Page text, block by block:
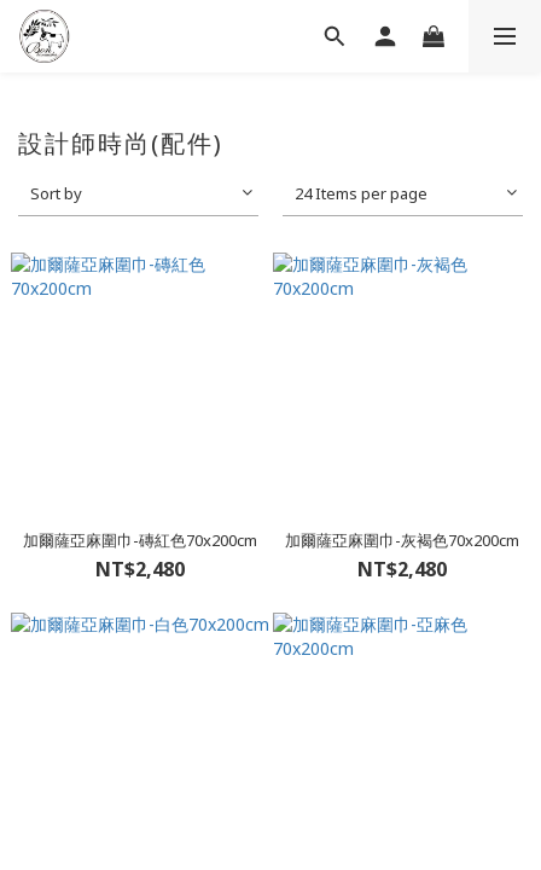
設計師時尚(配件)
Sort by 24 Items per page
加爾薩亞麻圍巾-磚紅色70x200cm
NT$2,480
加爾薩亞麻圍巾-灰褐色70x200cm
NT$2,480